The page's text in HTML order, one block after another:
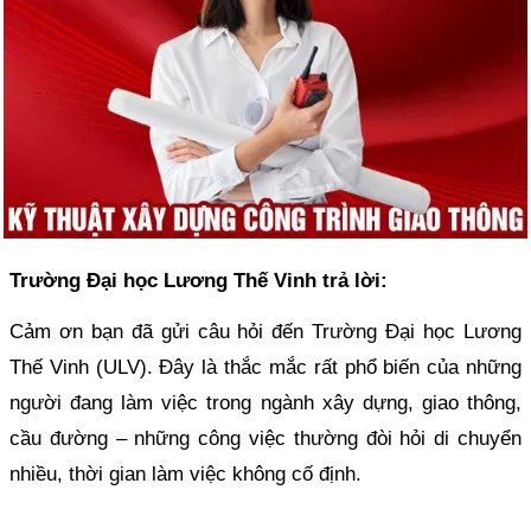
Trường Đại học Lương Thế Vinh trả lời:
Cảm ơn bạn đã gửi câu hỏi đến Trường Đại học Lương
Thế Vinh (ULV). Đây là thắc mắc rất phổ biến của những
người đang làm việc trong ngành xây dựng, giao thông,
cầu đường – những công việc thường đòi hỏi di chuyển
nhiều, thời gian làm việc không cố định.